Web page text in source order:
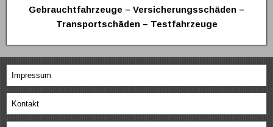
Gebrauchtfahrzeuge – Versicherungsschäden –
Transportschäden – Testfahrzeuge
Impressum
Kontakt